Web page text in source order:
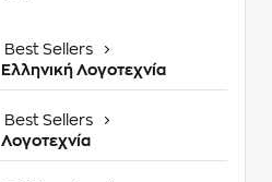
Best Sellers
Ελληνική Λογοτεχνία
Best Sellers
Λογοτεχνία